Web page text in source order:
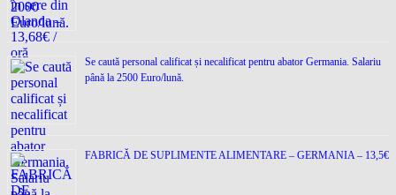
Se caută personal calificat și necalificat pentru abator Germania. Salariu
până la 2500 Euro/lună.
FABRICĂ DE SUPLIMENTE ALIMENTARE – GERMANIA – 13,5€